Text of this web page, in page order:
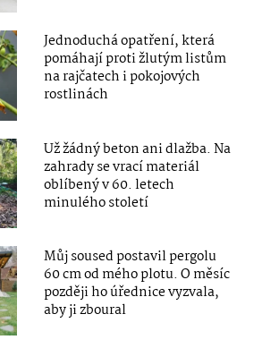
Jednoduchá opatření, která
pomáhají proti žlutým listům
na rajčatech i pokojových
rostlinách
Už žádný beton ani dlažba. Na
zahrady se vrací materiál
oblíbený v 60. letech
minulého století
Můj soused postavil pergolu
60 cm od mého plotu. O měsíc
později ho úřednice vyzvala,
aby ji zboural